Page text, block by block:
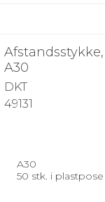
A30
DKT
49131
A30
50 stk. i plastpose